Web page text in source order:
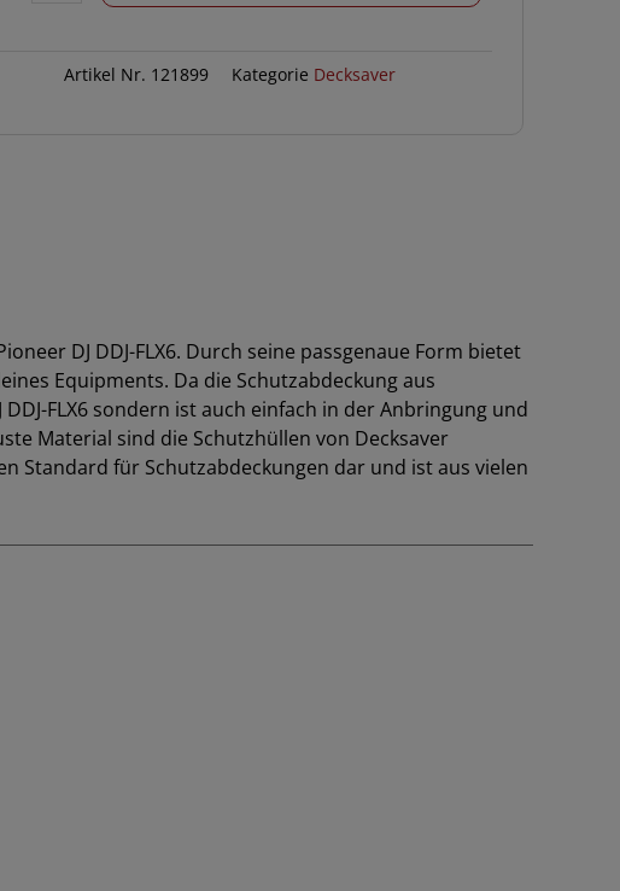
Artikel Nr. 121899 Kategorie Decksaver
DJ DDJ-FLX6. Durch seine passgenaue Form bietet
Equipments. Da die Schutzabdeckung aus
FLX6 sondern ist auch einfach in der Anbringung und
Material sind die Schutzhüllen von Decksaver
Standard für Schutzabdeckungen dar und ist aus vielen